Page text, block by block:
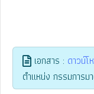
เอกสาร : ดาวน์โ
ตำแหน่ง กรรมการ